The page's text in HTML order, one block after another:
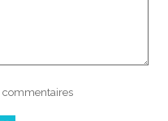
commentaires